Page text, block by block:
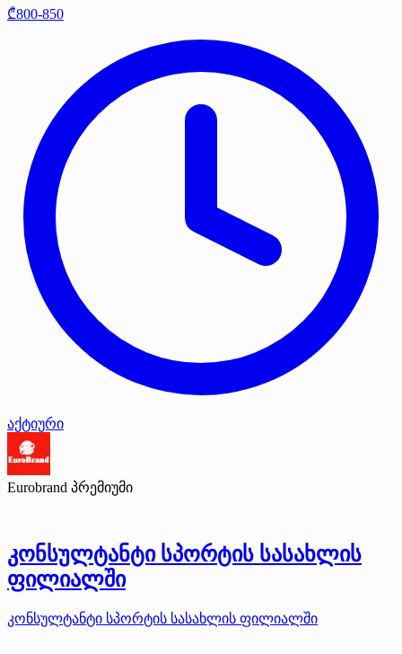
₾800-850
აქტიური
Eurobrand პრემიუმი
კონსულტანტი სპორტის სასახლის
ფილიალში
კონსულტანტი სპორტის სასახლის ფილიალში